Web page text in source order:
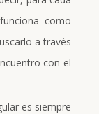
como
a través
con el
es siempre